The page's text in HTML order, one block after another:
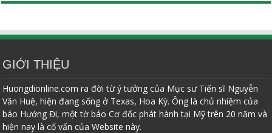
GIỚI THIỆU
Huongdionline.com ra đời từ ý tưởng của Mục sư Tiến sĩ Nguyễn
Văn Huệ, hiện đang sống ở Texas, Hoa Kỳ. Ông là chủ nhiệm của
báo Hướng Đi, một tờ báo Cơ đốc phát hành tại Mỹ trên 20 năm và
hiện nay là cố vấn của Website này.